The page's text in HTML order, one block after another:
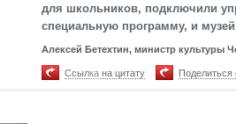
для школьников, подключили
специальную программу, и
Алексей Бетехтин, министр культуры
Ссылка на цитату Поделиться